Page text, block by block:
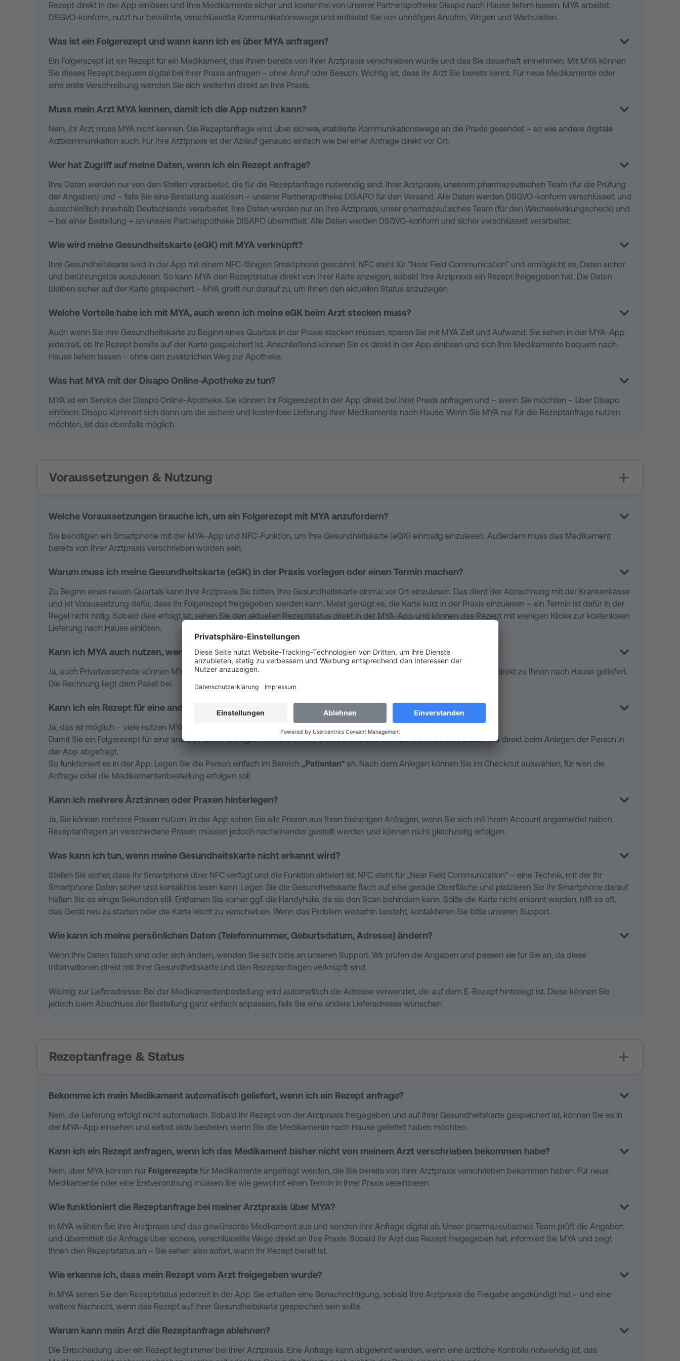
Sie dieses Rezept bequem digital bei Ihrer Praxis anfragen – ohne Anruf oder Besuch. Wichtig ist, dass Ihr Arzt Sie bereits kennt. Für neue Medikamente oder
eine erste Verschreibung wenden Sie sich weiterhin direkt an Ihre Praxis.
Wie funktioniert die Rezeptanfrage bei meiner Arztpraxis über MYA?
In MYA wählen Sie Ihre Arztpraxis und das gewünschte Medikament aus und senden Ihre Anfrage digital ab. Unser pharmazeutisches Team prüft die Angaben
und übermittelt die Anfrage über sichere, verschlüsselte Wege direkt an Ihre Praxis. Sobald Ihr Arzt das Rezept freigegeben hat, informiert Sie MYA und zeigt
Ihnen den Rezeptstatus an – Sie sehen also sofort, wann Ihr Rezept bereit ist.
Bekomme ich mein Medikament automatisch geliefert, wenn ich ein Rezept anfrage?
Nein, die Lieferung erfolgt nicht automatisch. Sobald Ihr Rezept von der Arztpraxis freigegeben und auf Ihrer Gesundheitskarte gespeichert ist, können Sie es in
der MYA-App einsehen und selbst aktiv bestellen, wenn Sie die Medikamente nach Hause geliefert haben möchten.
Wie bestelle ich meine Medikamente über MYA?
Sobald Ihr Arzt das Rezept freigegeben hat, sehen Sie es in der MYA-App und können es mit wenigen Klicks einlösen. Sie wählen einfach die gewünschten
Medikamente aus und bestätigen die Bestellung – unsere Partnerapotheke Disapo liefert Ihnen alles sicher und kostenlos nach Hause.
Wie funktioniert die Bezahlung, wenn ich über MYA bestelle?
Die Rezeptanfrage und die Lieferung über MYA sind für Sie kostenlos. Nur wenn für Ihr Medikament eine gesetzliche Zuzahlung anfällt, wird diese per Rechnung
berechnet, die Ihrer Lieferung beiliegt. Privatversicherte erhalten ebenfalls eine Rechnung, die sie bei ihrer Versicherung einreichen können.
Rezept direkt in der App einlösen und Ihre Medikamente sicher und kostenfrei von unserer Partnerapotheke Disapo nach Hause liefern lassen. MYA arbeitet
DSGVO-konform, nutzt nur bewährte, verschlüsselte Kommunikationswege und entlastet Sie von unnötigen Anrufen, Wegen und Wartezeiten.
Was ist ein Folgerezept und wann kann ich es über MYA anfragen?
Ein Folgerezept ist ein Rezept für ein Medikament, das Ihnen bereits von Ihrer Arztpraxis verschrieben wurde und das Sie dauerhaft einnehmen. Mit MYA können
Sie dieses Rezept bequem digital bei Ihrer Praxis anfragen – ohne Anruf oder Besuch. Wichtig ist, dass Ihr Arzt Sie bereits kennt. Für neue Medikamente oder
eine erste Verschreibung wenden Sie sich weiterhin direkt an Ihre Praxis.
Muss mein Arzt MYA kennen, damit ich die App nutzen kann?
Nein, Ihr Arzt muss MYA nicht kennen. Die Rezeptanfrage wird über sichere, etablierte Kommunikationswege an die Praxis gesendet – so wie andere digitale
Arztkommunikation auch. Für Ihre Arztpraxis ist der Ablauf genauso einfach wie bei einer Anfrage direkt vor Ort.
Wer hat Zugriff auf meine Daten, wenn ich ein Rezept anfrage?
Ihre Daten werden nur von den Stellen verarbeitet, die für die Rezeptanfrage notwendig sind: Ihrer Arztpraxis, unserem pharmazeutischen Team (für die Prüfung
der Angaben) und – falls Sie eine Bestellung auslösen – unserer Partnerapotheke DISAPO für den Versand. Alle Daten werden DSGVO-konform verschlüsselt und
ausschließlich innerhalb Deutschlands verarbeitet. Ihre Daten werden nur an Ihre Arztpraxis, unser pharmazeutisches Team (für den Wechselwirkungscheck) und
– bei einer Bestellung – an unsere Partnerapotheke DISAPO übermittelt. Alle Daten werden DSGVO-konform und sicher verschlüsselt verarbeitet.
Wie wird meine Gesundheitskarte (eGK) mit MYA verknüpft?
Ihre Gesundheitskarte wird in der App mit einem NFC-fähigen Smartphone gescannt. NFC steht für “Near Field Communication” und ermöglicht es, Daten sicher
und berührungslos auszulesen. So kann MYA den Rezeptstatus direkt von Ihrer Karte anzeigen, sobald Ihre Arztpraxis ein Rezept freigegeben hat. Die Daten
bleiben sicher auf der Karte gespeichert – MYA greift nur darauf zu, um Ihnen den aktuellen Status anzuzeigen.
Welche Vorteile habe ich mit MYA, auch wenn ich meine eGK beim Arzt stecken muss?
Auch wenn Sie Ihre Gesundheitskarte zu Beginn eines Quartals in der Praxis stecken müssen, sparen Sie mit MYA Zeit und Aufwand: Sie sehen in der MYA-App
jederzeit, ob Ihr Rezept bereits auf der Karte gespeichert ist. Anschließend können Sie es direkt in der App einlösen und sich Ihre Medikamente bequem nach
Hause liefern lassen – ohne den zusätzlichen Weg zur Apotheke.
Was hat MYA mit der Disapo Online-Apotheke zu tun?
MYA ist ein Service der Disapo Online-Apotheke. Sie können Ihr Folgerezept in der App direkt bei Ihrer Praxis anfragen und – wenn Sie möchten – über Disapo
einlösen. Disapo kümmert sich dann um die sichere und kostenlose Lieferung Ihrer Medikamente nach Hause. Wenn Sie MYA nur für die Rezeptanfrage nutzen
möchten, ist das ebenfalls möglich.
Voraussetzungen & Nutzung
Welche Voraussetzungen brauche ich, um ein Folgerezept mit MYA anzufordern?
Sie benötigen ein Smartphone mit der MYA-App und NFC-Funktion, um Ihre Gesundheitskarte (eGK) einmalig einzulesen. Außerdem muss das Medikament
bereits von Ihrer Arztpraxis verschrieben worden sein.
Warum muss ich meine Gesundheitskarte (eGK) in der Praxis vorlegen oder einen Termin machen?
Zu Beginn eines neuen Quartals kann Ihre Arztpraxis Sie bitten, Ihre Gesundheitskarte einmal vor Ort einzulesen. Das dient der Abrechnung mit der Krankenkasse
und ist Voraussetzung dafür, dass Ihr Folgerezept freigegeben werden kann. Meist genügt es, die Karte kurz in der Praxis einzulesen – ein Termin ist dafür in der
Regel nicht nötig. Sobald dies erfolgt ist, sehen Sie den aktuellen Rezeptstatus direkt in der MYA-App und können das Rezept mit wenigen Klicks zur kostenlosen
Lieferung nach Hause einlösen.
Kann ich MYA auch nutzen, wenn ich privat krankenversichert (PKV) bin?
Ja, auch Privatversicherte können MYA nutzen. Ihre Arztpraxis sendet das Papierrezept an Disapo, und Ihr Medikament wird direkt zu Ihnen nach Hause geliefert.
Die Rechnung liegt dem Paket bei.
Kann ich ein Rezept für eine andere Person (z. B. Angehörige) anfragen?
Ja, das ist möglich – viele nutzen MYA auch für Angehörige.
Damit Sie ein Folgerezept für eine andere Person anfragen können, ist eine unterschriebene Vollmacht erforderlich. Diese wird direkt beim Anlegen der Person in
der App abgefragt.
So funktioniert es in der App: Legen Sie die Person einfach im Bereich „Patienten“ an. Nach dem Anlegen können Sie im Checkout auswählen, für wen die
Anfrage oder die Medikamentenbestellung erfolgen soll.
Kann ich mehrere Ärzt:innen oder Praxen hinterlegen?
Ja, Sie können mehrere Praxen nutzen. In der App sehen Sie alle Praxen aus Ihren bisherigen Anfragen, wenn Sie sich mit Ihrem Account angemeldet haben.
Rezeptanfragen an verschiedene Praxen müssen jedoch nacheinander gestellt werden und können nicht gleichzeitig erfolgen.
Was kann ich tun, wenn meine Gesundheitskarte nicht erkannt wird?
Stellen Sie sicher, dass Ihr Smartphone über NFC verfügt und die Funktion aktiviert ist. NFC steht für „Near Field Communication” – eine Technik, mit der Ihr
Smartphone Daten sicher und kontaktlos lesen kann. Legen Sie die Gesundheitskarte flach auf eine gerade Oberfläche und platzieren Sie Ihr Smartphone darauf.
Halten Sie es einige Sekunden still. Entfernen Sie vorher ggf. die Handyhülle, da sie den Scan behindern kann. Sollte die Karte nicht erkannt werden, hilft es oft,
das Gerät neu zu starten oder die Karte leicht zu verschieben. Wenn das Problem weiterhin besteht, kontaktieren Sie bitte unseren Support.
Wie kann ich meine persönlichen Daten (Telefonnummer, Geburtsdatum, Adresse) ändern?
Wenn Ihre Daten falsch sind oder sich ändern, wenden Sie sich bitte an unseren Support. Wir prüfen die Angaben und passen sie für Sie an, da diese
Informationen direkt mit Ihrer Gesundheitskarte und den Rezeptanfragen verknüpft sind.
Wichtig zur Lieferadresse: Bei der Medikamentenbestellung wird automatisch die Adresse verwendet, die auf dem E-Rezept hinterlegt ist. Diese können Sie
jedoch beim Abschluss der Bestellung ganz einfach anpassen, falls Sie eine andere Lieferadresse wünschen.
Rezeptanfrage & Status
Bekomme ich mein Medikament automatisch geliefert, wenn ich ein Rezept anfrage?
Nein, die Lieferung erfolgt nicht automatisch. Sobald Ihr Rezept von der Arztpraxis freigegeben und auf Ihrer Gesundheitskarte gespeichert ist, können Sie es in
der MYA-App einsehen und selbst aktiv bestellen, wenn Sie die Medikamente nach Hause geliefert haben möchten.
Kann ich ein Rezept anfragen, wenn ich das Medikament bisher nicht von meinem Arzt verschrieben bekommen habe?
Nein, über MYA können nur Folgerezepte für Medikamente angefragt werden, die Sie bereits von Ihrer Arztpraxis verschrieben bekommen haben. Für neue
Medikamente oder eine Erstverordnung müssen Sie wie gewohnt einen Termin in Ihrer Praxis vereinbaren.
Wie funktioniert die Rezeptanfrage bei meiner Arztpraxis über MYA?
In MYA wählen Sie Ihre Arztpraxis und das gewünschte Medikament aus und senden Ihre Anfrage digital ab. Unser pharmazeutisches Team prüft die Angaben
und übermittelt die Anfrage über sichere, verschlüsselte Wege direkt an Ihre Praxis. Sobald Ihr Arzt das Rezept freigegeben hat, informiert Sie MYA und zeigt
Ihnen den Rezeptstatus an – Sie sehen also sofort, wann Ihr Rezept bereit ist.
Wie erkenne ich, dass mein Rezept vom Arzt freigegeben wurde?
In MYA sehen Sie den Rezeptstatus jederzeit in der App. Sie erhalten eine Benachrichtigung, sobald Ihre Arztpraxis die Freigabe angekündigt hat – und eine
weitere Nachricht, wenn das Rezept auf Ihrer Gesundheitskarte gespeichert sein sollte.
Warum kann mein Arzt die Rezeptanfrage ablehnen?
Die Entscheidung über ein Rezept liegt immer bei Ihrer Arztpraxis. Eine Anfrage kann abgelehnt werden, wenn eine ärztliche Kontrolle notwendig ist, das